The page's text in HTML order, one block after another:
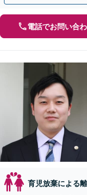
電話でお問い合
育児放棄による